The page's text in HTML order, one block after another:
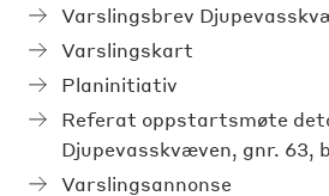
Varslingsbrev
Varslingskart
Planinitiativ
Referat oppstartsmøte
Djupevasskvæven, gnr. 63,
Varslingsannonse